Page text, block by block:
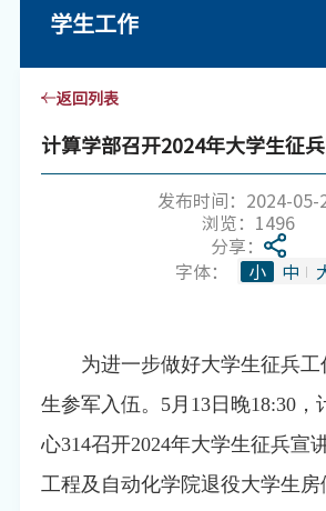
学生工作
返回列表
计算学部召开2024年大学生征
发布时间：2024-05-
浏览： 1496
分享：
字体：
小 中
为进一步做好大学生征兵
生参军入伍。 5月 13 日晚18:30
心314召开2024年大学生征兵宣
工程及自动化学院退役大学生房